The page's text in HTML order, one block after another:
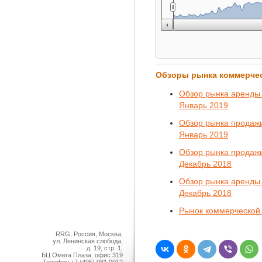
Обзоры рынка
Обзор рынка аренды
Январь 2019
Обзор рынка
Январь 2019
Обзор рынка
Декабрь 2018
Обзор рынка аренды
Декабрь 2018
Рынок
RRG, Россия, Москва,
ул. Ленинская слобода,
д. 19, стр. 1,
БЦ Омега Плаза, офис 319